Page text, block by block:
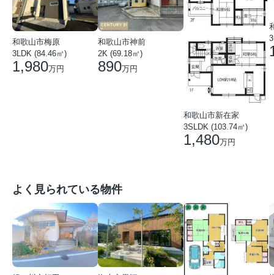
和歌山市梅原
3LDK (84.46㎡)
1,980万円
和歌山市神前
2K (69.18㎡)
890万円
和歌山市新在家
3SLDK (103.74㎡)
1,480万円
よく見られている物件